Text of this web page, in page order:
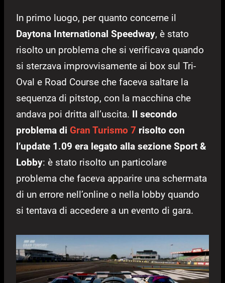
In primo luogo, per quanto concerne il
Daytona International Speedway, è stato
risolto un problema che si verificava quando
si sterzava improvvisamente ai box sul Tri-
Oval e Road Course che faceva saltare la
sequenza di pitstop, con la macchina che
andava poi dritta all’uscita. Il secondo
problema di Gran Turismo 7 risolto con
l’update 1.09 era legato alla sezione Sport &
Lobby: è stato risolto un particolare
problema che faceva apparire una schermata
di un errore nell’online o nella lobby quando
si tentava di accedere a un evento di gara.